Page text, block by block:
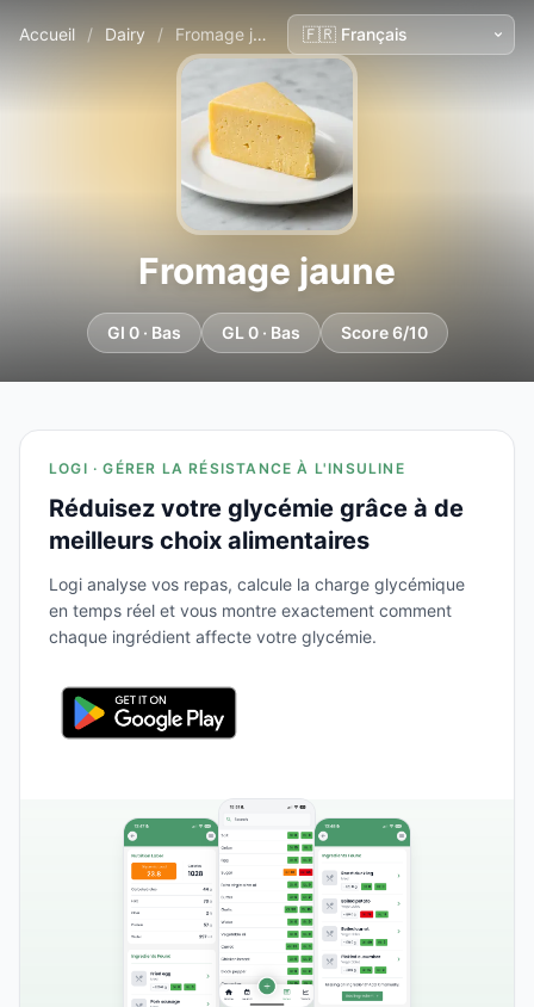
Accueil / Dairy / Fromage jaune
Fromage jaune
GI 0 · Bas GL 0 · Bas Score 6/10
LOGI · GÉRER LA RÉSISTANCE À L'INSULINE
Réduisez votre glycémie grâce à de
meilleurs choix alimentaires
Logi analyse vos repas, calcule la charge glycémique
en temps réel et vous montre exactement comment
chaque ingrédient affecte votre glycémie.